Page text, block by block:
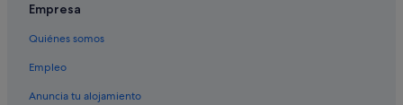
B&B en Leucate
Le Barcarès hoteles
Independent hoteles en Leucate
Campings de caravanas en Le Barcarès
Empresa
Quiénes somos
Empleo
Anuncia tu alojamiento